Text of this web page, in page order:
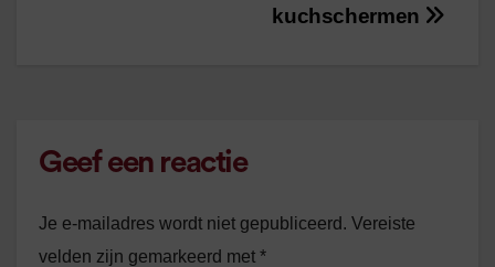
kuchschermen
Geef een reactie
Je e-mailadres wordt niet gepubliceerd. Vereiste
velden zijn gemarkeerd met *